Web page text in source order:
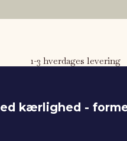
1-3 hverdages levering
kærlighed -